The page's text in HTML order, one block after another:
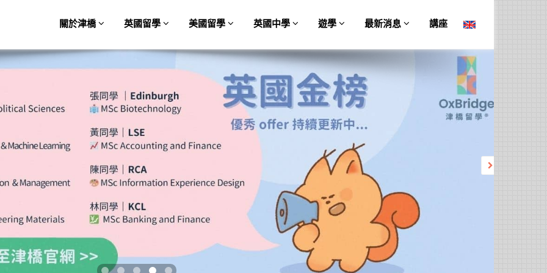
關於津橋 英國留學 美國留學 英國中學 遊學 最新消息 講座